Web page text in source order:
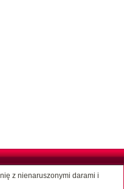
z nienaruszonymi darami i